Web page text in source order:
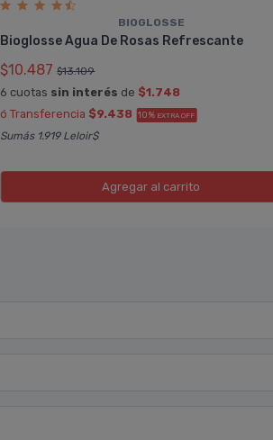
BIOGLOSSE
Bioglosse Agua De Rosas Refrescante
$10.487 $13.109
6 cuotas sin interés de $1.748
ó Transferencia $9.438 10% EXTRA OFF
Sumás 1.919 Leloir$
Agregar al carrito